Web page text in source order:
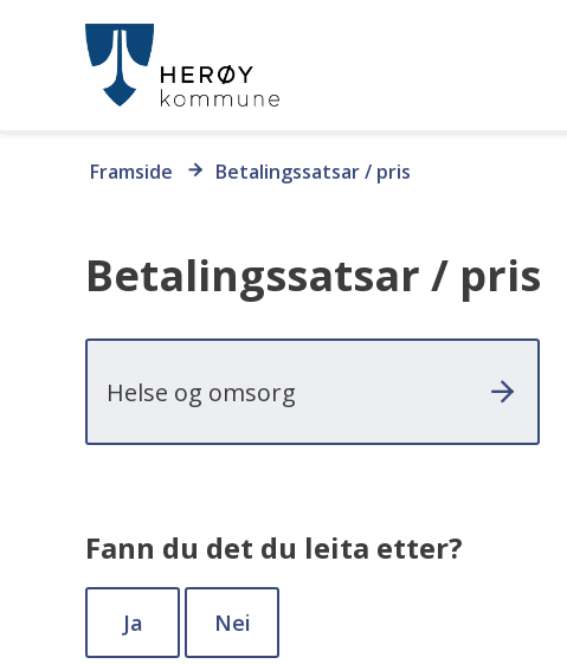
kommune
Du
Framside Betalingssatsar / pris
Betalingssatsar / pris
Helse og omsorg
Fann du det du leita etter?
Ja Nei